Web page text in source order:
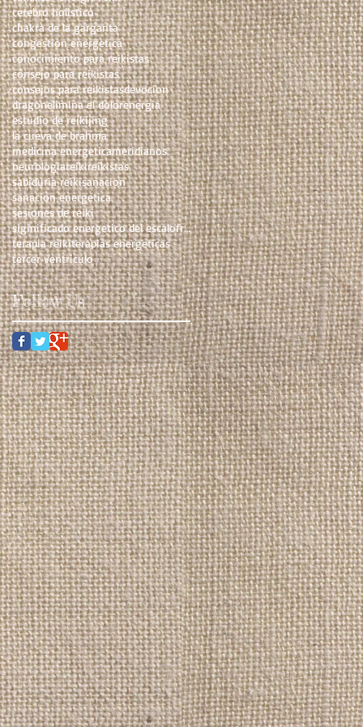
cerebro holistico
chakra de la garganta
congestion energetica
conocimiento para reikistas
consejo para reikistas
consejos para reikistasdevocion
dragonelimina el dolorenergia
estudio de reikijing
la cueva de brahma
medicina energeticameridianos
neurologiareikireikistas
sabiduria reikisanacion
sanacion energetica
sesiones de reiki
siginificado energetico del escalofrio
terapia reikiterapias energeticas
tercer ventriculo
Follow Us